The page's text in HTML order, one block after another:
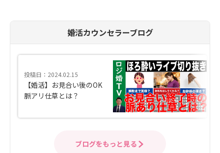
婚活カウンセラーブログ
投稿日：2024.02.15
【婚活】お見合い後のOK
脈アリ仕草とは？
ブログをもっと見る